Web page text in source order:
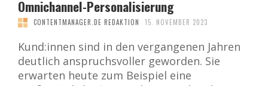
Omnichannel-Personalisierung
CONTENTMANAGER.DE REDAKTION 15. NOVEMBER 2023
Kund:innen sind in den vergangenen Jahren
deutlich anspruchsvoller geworden. Sie
erwarten heute zum Beispiel eine